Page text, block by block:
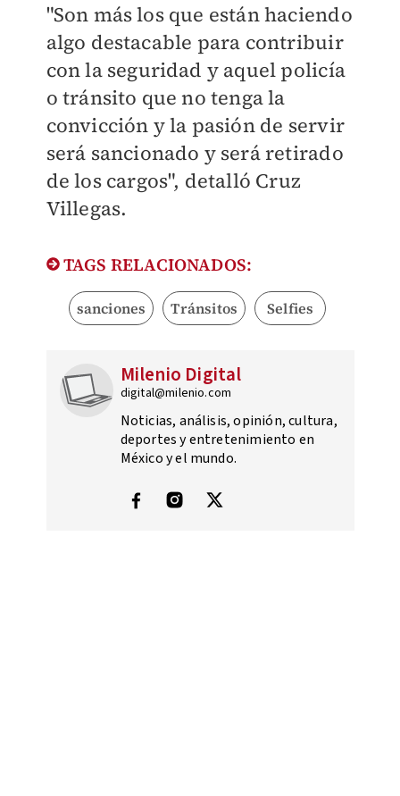
"Son más los que están haciendo
algo destacable para contribuir
con la seguridad y aquel policía
o tránsito que no tenga la
convicción y la pasión de servir
será sancionado y será retirado
de los cargos", detalló Cruz
Villegas.
TAGS RELACIONADOS:
sanciones Tránsitos Selfies
Milenio Digital
digital@milenio.com
Noticias, análisis, opinión, cultura,
deportes y entretenimiento en
México y el mundo.